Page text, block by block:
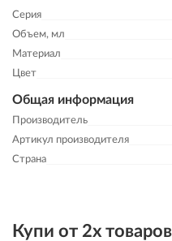
Серия
Объем, мл
Материал
Цвет
Общая информация
Производитель
Артикул производителя
Страна
Купи от 2х